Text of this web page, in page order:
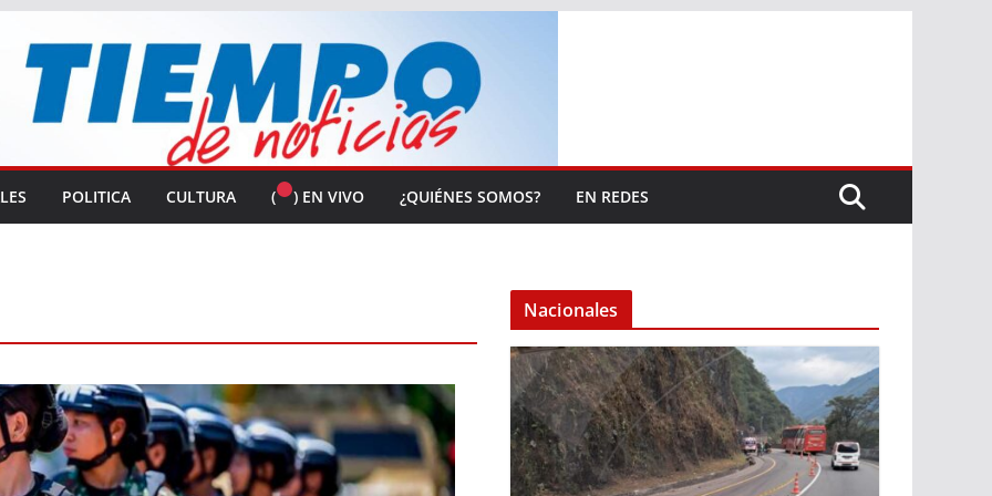
POLITICA CULTURA ( ) EN VIVO ¿QUIÉNES SOMOS? EN REDES
Nacionales